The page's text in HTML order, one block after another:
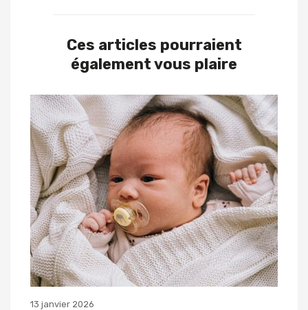
Ces articles pourraient
également vous plaire
13 janvier 2026